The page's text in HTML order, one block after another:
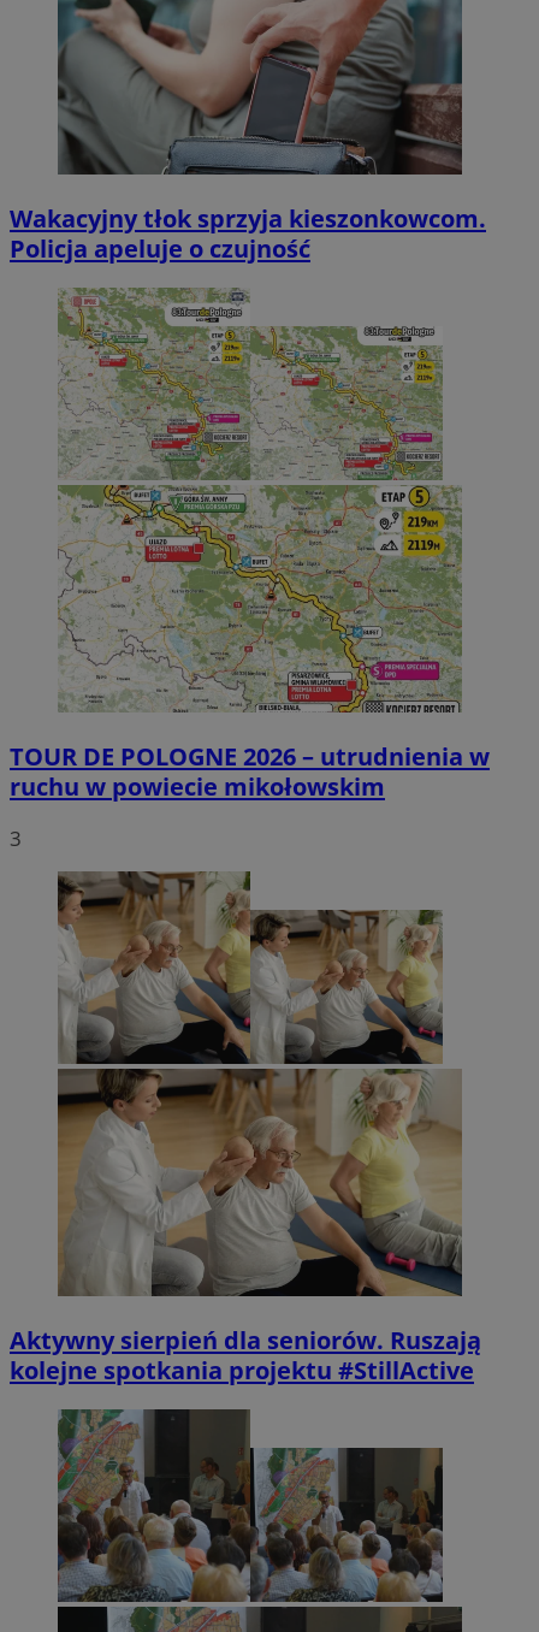
Wakacyjny tłok sprzyja kieszonkowcom.
Policja apeluje o czujność
TOUR DE POLOGNE 2026 – utrudnienia w
ruchu w powiecie mikołowskim
3
Aktywny sierpień dla seniorów. Ruszają
kolejne spotkania projektu #StillActive